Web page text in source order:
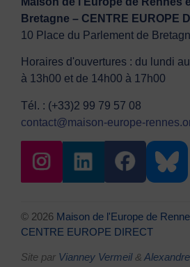
Bretagne – CENTRE EUROPE
10 Place du Parlement de
Horaires d'ouvertures : du lundi
à 13h00 et de 14h00 à 17h00
Tél. : (+33)2 99 79 57 08
contact@maison-europe-
© 2026 Maison de l'Europe de
CENTRE EUROPE DIRECT
Site par Vianney Vermeil&